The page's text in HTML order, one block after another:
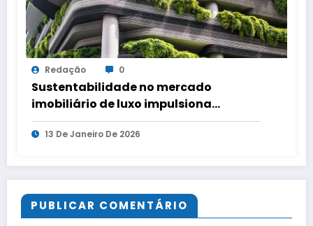
Redação 0
Sustentabilidade no mercado
imobiliário de luxo impulsiona
valorização, liquidez e redução de
custos
13 De Janeiro De 2026
PUBLICAR COMENTÁRIO